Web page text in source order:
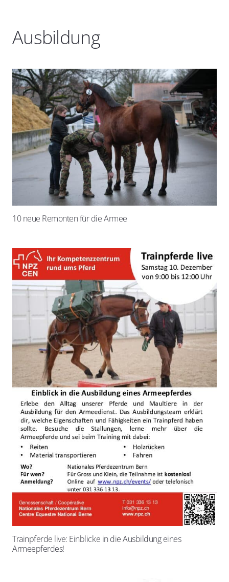
Ausbildung
10 neue Remonten für die Armee
Trainpferde live: Einblicke in die Ausbildung eines
Armeepferdes!